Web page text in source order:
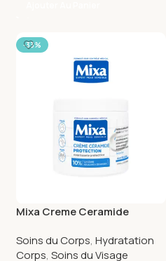
-33%
Mixa Creme Ceramide
Soins du Corps, Hydratation
Corps, Soins du Visage